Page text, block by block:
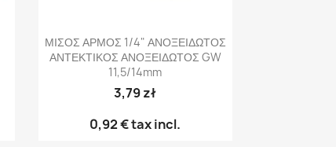
Γρήγορη προβολή
ΜΙΣΟΣ ΑΡΜΟΣ 1/4" ΑΝΟΞΕΙΔΩΤΟΣ
ΑΝΤΕΚΤΙΚΟΣ ΑΝΟΞΕΙΔΩΤΟΣ GW
11,5/14mm
3,79 zł
0,92 €tax incl.